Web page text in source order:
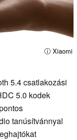
ⓘ Xiaomi
5.4 csatlakozási
5.0 kodek
tanúsítvánnyal